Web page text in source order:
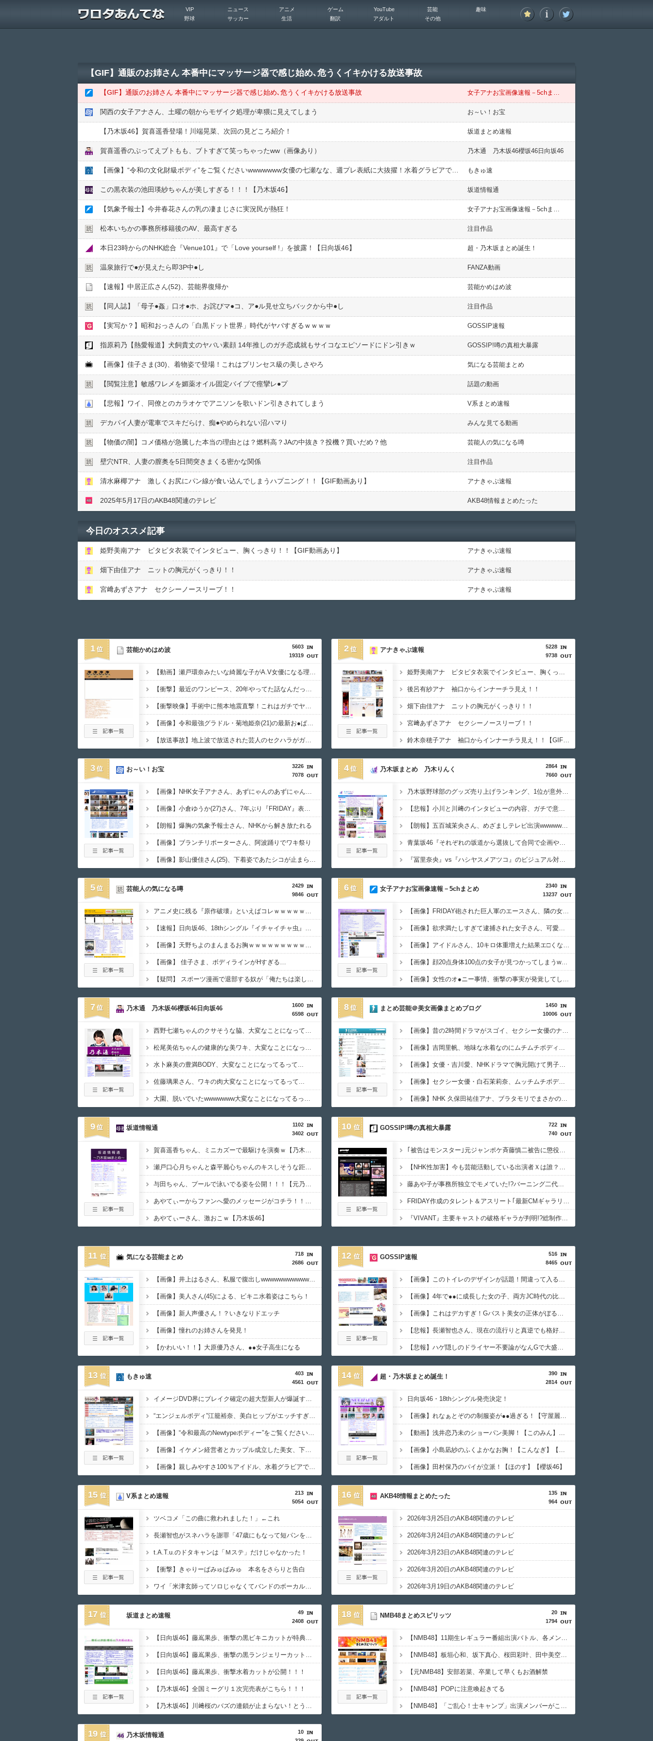
VIP ニュース アニメ ゲーム YouTube 芸能
趣味
野球
サッカー 生活 翻訳 アダルト その他
【GIF】通販のお姉さん 本番中にマッサージ器で感じ始め､危うくイキかける放送事故
【GIF】通販のお姉さん 本番中にマッサージ器で感じ始め､危うくイキかける放送事故 女子アナお宝画像速報－5chまとめ
関西の女子アナさん、土曜の朝からモザイク処理が卑猥に見えてしまう お～い！お宝
【乃木坂46】賀喜遥香登場！川端晃菜、次回の見どころ紹介！ 坂道まとめ速報
賀喜遥香のぶってえブトもも、ブトすぎて笑っちゃったww（画像あり） 乃木通 乃木坂46櫻坂46日向坂46
もきゅ速
この黒衣装の池田瑛紗ちゃんが美しすぎる！！！【乃木坂46】 坂道情報通
【気象予報士】今井春花さんの乳の凄まじさに実況民が熱狂！ 女子アナお宝画像速報－5chまとめ
松本いちかの事務所移籍後のAV、最高すぎる 注目作品
本日23時からのNHK総合『Venue101』で「Love yourself !」を披露！【日向坂46】 超・乃木坂まとめ誕生！
温泉旅行で●︎が見えたら即3P中●︎し FANZA動画
【速報】中居正広さん(52)、芸能界復帰か 芸能かめはめ波
【同人誌】「母子●︎姦」口オ●︎ホ、お詫びマ●︎コ、ア●︎ル見せ立ちバックから中●︎し 注目作品
【実写か？】昭和おっさんの「白黒ドット世界」時代がヤバすぎるｗｗｗｗ GOSSIP速報
指原莉乃【熱愛報道】犬飼貴丈のヤバい素顔 14年推しのガチ恋成就もサイコなエピソードにドン引きｗ GOSSIP!噂の真相大暴露
【画像】佳子さま(30)、着物姿で登場！これはプリンセス級の美しさやろ 気になる芸能まとめ
【閲覧注意】敏感ワレメを媚薬オイル固定バイブで痙攣レ●︎プ 話題の動画
【悲報】ワイ、同僚とのカラオケでアニソンを歌いドン引きされてしまう V系まとめ速報
デカパイ人妻が電車でスキだらけ、痴●︎やめられない沼ハマり みんな見てる動画
【物価の闇】コメ価格が急騰した本当の理由とは？燃料高？JAの中抜き？投機？買いだめ？他 芸能人の気になる噂
壁穴NTR、人妻の膣奥を5日間突きまくる密かな関係 注目作品
清水麻椰アナ 激しくお尻にパン線が食い込んでしまうハプニング！！【GIF動画あり】 アナきゃぷ速報
2025年5月17日のAKB48関連のテレビ AKB48情報まとめたった
今日のオススメ記事
姫野美南アナ ピタピタ衣装でインタビュー、胸くっきり！！【GIF動画あり】 アナきゃぷ速報
畑下由佳アナ ニットの胸元がくっきり！！ アナきゃぷ速報
宮﨑あずさアナ セクシーノースリーブ！！ アナきゃぷ速報
1
5603
19319
芸能かめはめ波
【動画】瀬戸環奈みたいな綺麗な子がA.V女優になる理由ってなんなん？
【衝撃】最近のワンピース、20年やってた話なんだったの？ってくらい内容が変わってしまう
【衝撃映像】手術中に熊本地震直撃！これはガチでヤバすぎる…
【画像】令和最強グラドル・菊地姫奈(21)の最新お●ぱいきたああああああああああ
【放送事故】地上波で放送された芸人のセクハラがガチでヤバすぎる…
2
5228
9738
アナきゃぷ速報
姫野美南アナ ピタピタ衣装でインタビュー、胸くっきり！！【GIF動画あり】
後呂有紗アナ 袖口からインナーチラ見え！！
畑下由佳アナ ニットの胸元がくっきり！！
宮﨑あずさアナ セクシーノースリーブ！！
鈴木奈穂子アナ 袖口からインナーチラ見え！！【GIF動画あり】
3
3226
7078
お～い！お宝
【画像】NHK女子アナさん、あずにゃんのあずにゃんが張ってしまう
【画像】小倉ゆうか(27)さん、7年ぶり『FRIDAY』表紙で神ボディ大解放
【朗報】爆胸の気象予報士さん、NHKから解き放たれる
【画像】ブランチリポーターさん、阿波踊りでワキ祭り
【画像】影山優佳さん(25)、下着姿であたシコが止まらない
4
2864
7660
乃木坂まとめ 乃木りんく
乃木坂野球部のグッズ売り上げランキング、1位が意外すぎるwwwwwwww
【悲報】小川と川﨑のインタビューの内容、ガチで意味不明すぎる
【朗報】五百城茉央さん、めざましテレビ出演wwwwwww
青葉坂46『それぞれの坂道から選抜して合同で企画やります！』←これが最悪だよな
『冨里奈央』vs『ハシヤスメアツコ』のビジュアル対決、意外な結果に終わる...
5
2429
9846
芸能人の気になる噂
アニメ史に残る『原作破壊』といえばコレｗｗｗｗｗｗｗｗｗｗｗｗｗ
【速報】日向坂46、18thシングル『イチャイチャ虫』の発売が決定！！
【画像】天野ちよのまんまるお胸ｗｗｗｗｗｗｗｗｗｗｗｗｗｗ
【画像】 佳子さま、ボディラインがHすぎる…
【疑問】 スポーツ漫画で退部する奴が「俺たちは楽しくやりたかったんだよ」って言い出す理由ｗｗｗｗｗ
6
2340
13237
女子アナお宝画像速報－5chまとめ
【画像】FRIDAY砲された巨人軍のエースさん、隣の女子が絶対に美人だと話題になるｗｗｗｗｗｗ
【画像】欲求満たしすぎて逮捕された女子さん、可愛いと話題にｗｗｗｗｗｗ
【画像】アイドルさん、10キロ体重増えた結果エ□くなってしまうｗｗｗｗｗｗ
【画像】顔20点身体100点の女子が見つかってしまうwwwwww
【画像】女性のオ●ニー事情、衝撃の事実が発覚してしまうｗｗｗｗｗｗｗ
7
1600
6598
乃木通 乃木坂46櫻坂46日向坂46
西野七瀬ちゃんのクサそうな脇、大変なことになってるって...
松尾美佑ちゃんの健康的な美ワキ、大変なことになってるって...
水卜麻美の豊満BODY、大変なことになってるって...
佐藤璃果さん、ワキの肉大変なことになってるって...
大園、脱いでいたwwwwwww大変なことになってるって...
8
1450
10006
まとめ芸能＠美女画像まとめブログ
【画像】昔の2時間ドラマがスゴイ、セクシー女優のナマ乳をモロ流し
【画像】吉岡里帆、地味な水着なのにムチムチボディがHすぎる
【画像】女優・吉川愛、NHKドラマで胸元開けて男子を誘惑しちゃう
【画像】セクシー女優・白石茉莉奈、ムッチムチボディのマン毛がHすぎる
【画像】NHK 久保田祐佳アナ、ブラタモリでまさかの胸チラ
9
1102
3402
坂道情報通
賀喜遥香ちゃん、ミニカズーで最駆けを演奏ｗ【乃木坂46】
瀬戸口心月ちゃんと森平麗心ちゃんのキスしそうな距離感！！！【乃木坂46】
与田ちゃん、プールで泳いでる姿を公開！！！【元乃木坂46】
あやてぃーからファンへ愛のメッセージがコチラ！！！【乃木坂46】
あやてぃーさん、激おこｗ【乃木坂46】
10
722
740
GOSSIP!噂の真相大暴露
｢被告はモンスター｣元ジャンポケ斉藤慎二被告に懲役７年求刑でほぼ実刑確実？弁護側の主張が無理筋なワケ
【NHK性加害】今も芸能活動している出演者Ｘは誰？実名非公表は隠蔽？ネットで逃げ得への怒り＆特定に過熱
藤あや子が事務所独立でモメていた!?バーニング二代目社長が売上やギャラの配分を明かして異例の告白
FRIDAY作成のタレント＆アスリート｢最新CMギャラリスト｣消えた女優､旧ジャニの明暗､規格外の13億円!?
『VIVANT』主要キャストの破格ギャラが判明!?総制作費は破格の20億円超の大赤字覚悟でも放送できるワケ
11
718
2686
気になる芸能まとめ
【画像】井上はるさん、私服で腹出しwwwwwwwwwwwwwwwwwwwwwwwwwwwwwwwwwwwwwww
【画像】美人さん(45)による、ビキニ水着姿はこちら！
【画像】新人声優さん！？いきなりドエッチ
【画像】憧れのお姉さんを発見！
【かわいい！！】大原優乃さん、●●女子高生になる
12
516
8465
GOSSIP速報
【画像】このトイレのデザインが話題！間違って入るやつ続出www
【画像】4年で●●に成長した女の子、両方JC時代の比較写真がこちらｗｗｗｗ
【画像】これはデカすぎ！Gバスト美女の正体がぼる塾説ｗｗｗｗ
【悲報】長瀬智也さん、現在の流行りと真逆でも格好良すぎると話題にｗｗｗ
【悲報】ハゲ隠しのドライヤー不要論がなんGで大盛り上がりｗｗｗｗ
13
403
4561
もきゅ速
イメージDVD界にブレイク確定の超大型新人が爆誕するwwwww黒髪清純乙女・黒川結、顔もカラダも演技もIVファンから絶賛の嵐！！処女作「初結」の動画＆画像まとめ！！
“エンジェルボディ”江籠裕奈、美白ヒップがエッチすぎるwwwwww最新水着グラビア写真集でセクシーショット！！！
【画像】“令和最高のNewtypeボディー”をご覧くださいwwwww小倉あずさ、下着グラビアで神スタイル炸裂！！！
【画像】イケメン経営者とカップル成立した美女、下着グラビアがセクシーすぎるwwwwww高橋かの、妖艶ランジェリーで悩殺！！！
【画像】親しみやすさ100％アイドル、水着グラビアでセクシー撮wwwwwwwアプガ鍛治島彩、「週刊プレイボーイ」で美スタイルを大解放！！！
14
390
2814
超・乃木坂まとめ誕生！
日向坂46・18thシングル発売決定！
【画像】れなぁとぞのの制服姿が●●過ぎる！【守屋麗奈・大園玲】【櫻坂46】
【動画】浅井恋乃未のショーパン美脚！【このみん】【櫻坂46】
【画像】小島凪紗のふくよかなお胸！【こんなぎ】【櫻坂46】
【画像】田村保乃のパイが立派！【ほのす】【櫻坂46】
15
213
5054
V系まとめ速報
ツベコメ「この曲に救われました！」←これ
長瀬智也がスネハラを謝罪「47歳にもなって短パンを履き…」論争に言及
t.A.T.u.のドタキャンは「Ｍステ」だけじゃなかった！
【衝撃】きゃりーぱみゅぱみゅ 本名をさらりと告白
ワイ「米津玄師ってソロじゃなくてバンドのボーカルならよかったよね」
16
135
964
AKB48情報まとめたった
2026年3月25日のAKB48関連のテレビ
2026年3月24日のAKB48関連のテレビ
2026年3月23日のAKB48関連のテレビ
2026年3月20日のAKB48関連のテレビ
2026年3月19日のAKB48関連のテレビ
17
49
2408
坂道まとめ速報
【日向坂46】藤嶌果歩、衝撃の黒ビキニカットが特典に！！！
【日向坂46】藤嶌果歩、衝撃の黒ランジェリーカットが解禁！！！！
【日向坂46】藤嶌果歩、衝撃水着カットが公開！！！
【乃木坂46】全国ミーグリ１次完売表がこちら！！！
【乃木坂46】川﨑桜のバズの連鎖が止まらない！とうとう幼少期まで万バズ
18
20
1794
NMB48まとめスピリッツ
【NMB48】11期生レギュラー番組出演バトル、各メンバーの同盟人数がこちら
【NMB48】板垣心和、坂下真心、桜田彩叶、田中美空、平山真衣が兵庫アーバン競馬【HUK】公式YouTube現地配信番組「HUK Campus Live」に出演
【元NMB48】安部若菜、卒業して早くもお酒解禁
【NMB48】POPに注意喚起きてる
【NMB48】「ご乱心！士キャンプ」出演メンバーがこちら
19
10
乃木坂情報通